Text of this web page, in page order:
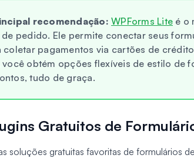
recomendação: WPForms Lite é o
pedido. Ele permite conectar seus
coletar pagamentos via cartões de
obtém opções flexíveis de estilo de
tudo de graça.
Gratuitos de
soluções gratuitas favoritas de formulários